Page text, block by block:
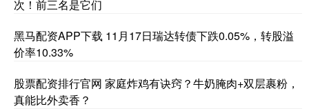
次！前三名是它们
黑马配资APP下载 11月17日瑞达转债下跌0.05%，转股溢
价率10.33%
股票配资排行官网 家庭炸鸡有诀窍？牛奶腌肉+双层裹粉，
真能比外卖香？